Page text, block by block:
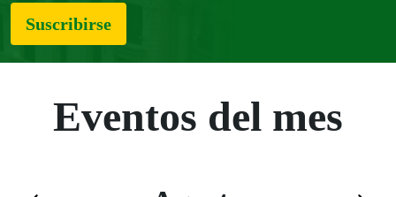
Suscribirse
Eventos del mes
Saltar el calendario